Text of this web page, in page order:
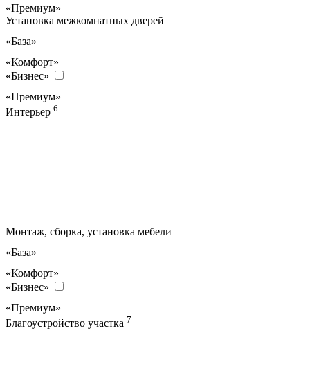
«Премиум»
Установка межкомнатных дверей
«База»
«Комфорт»
«Бизнес»
«Премиум»
Интерьер 6
Монтаж, сборка, установка мебели
«База»
«Комфорт»
«Бизнес»
«Премиум»
Благоустройство участка 7